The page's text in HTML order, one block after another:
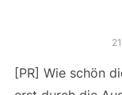
[PR] Wie schön